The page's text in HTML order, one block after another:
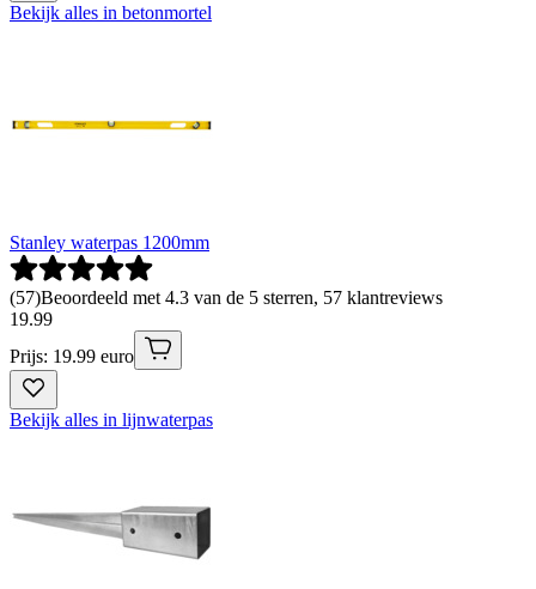
Bekijk alles in betonmortel
Stanley waterpas 1200mm
(57)Beoordeeld met 4.3 van de 5 sterren, 57 klantreviews
19.99
Prijs: 19.99 euro
Bekijk alles in lijnwaterpas